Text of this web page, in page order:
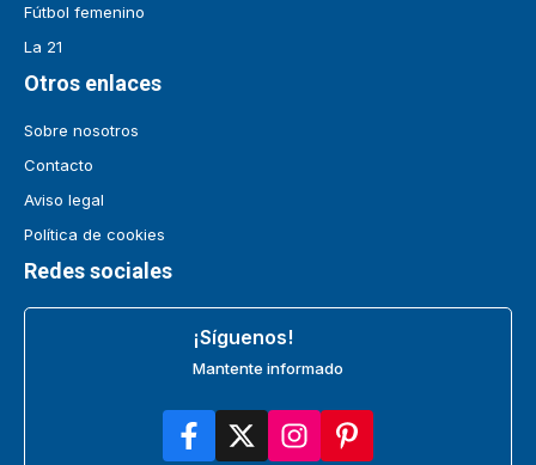
Fútbol femenino
La 21
Otros enlaces
Sobre nosotros
Contacto
Aviso legal
Política de cookies
Redes sociales
¡Síguenos!
Mantente informado